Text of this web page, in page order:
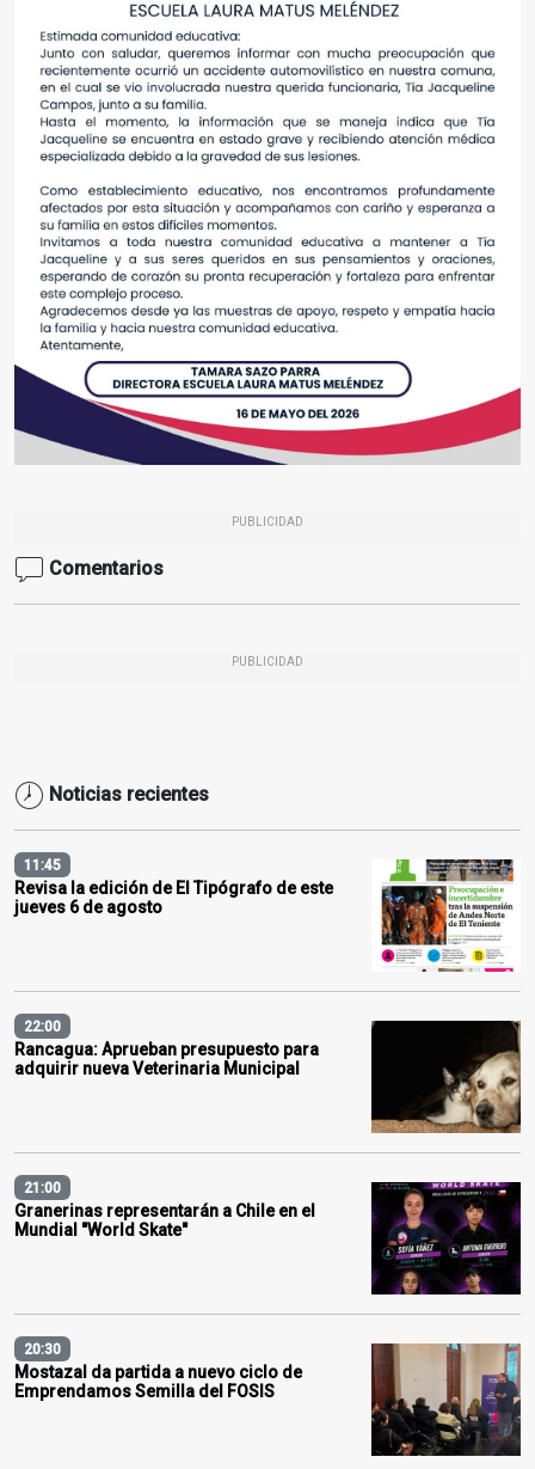
PUBLICIDAD
Comentarios
PUBLICIDAD
Noticias recientes
11:45
Revisa la edición de El Tipógrafo de este
jueves 6 de agosto
22:00
Rancagua: Aprueban presupuesto para
adquirir nueva Veterinaria Municipal
21:00
Granerinas representarán a Chile en el
Mundial "World Skate"
20:30
Mostazal da partida a nuevo ciclo de
Emprendamos Semilla del FOSIS